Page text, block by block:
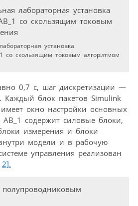
установка
со скользящим токовым алгоритмом
0,7 с, шаг дискретизации —
Каждый блок пакетов Simulink
окно настройки основных
содержит силовые блоки,
измерения и блоки
модели и в рабочую
управления реализован
2].